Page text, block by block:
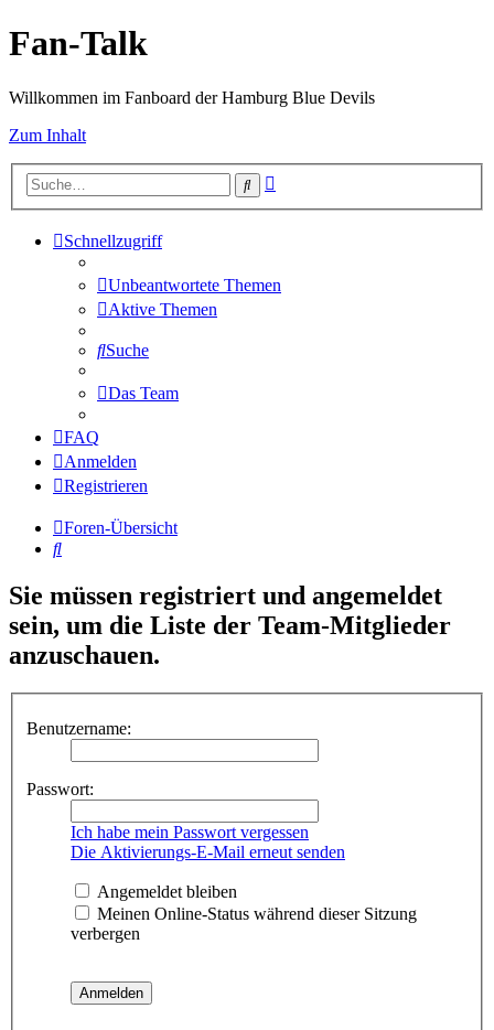
Fan-Talk
Willkommen im Fanboard der Hamburg Blue Devils
Zum Inhalt
Suche
Schnellzugriff
Unbeantwortete Themen
Aktive Themen
Suche
Das Team
FAQ
Anmelden
Registrieren
Foren-Übersicht
Suche
Sie müssen registriert und angemeldet
sein, um die Liste der Team-Mitglieder
anzuschauen.
Benutzername:
Passwort:
Ich habe mein Passwort vergessen
Die Aktivierungs-E-Mail erneut senden
Angemeldet bleiben
Meinen Online-Status während dieser Sitzung
verbergen